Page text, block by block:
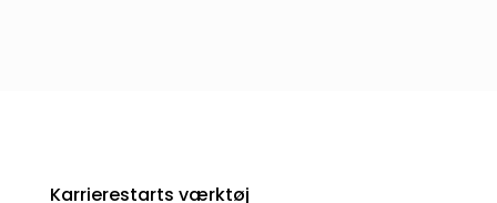
Karrierestarts værktøj